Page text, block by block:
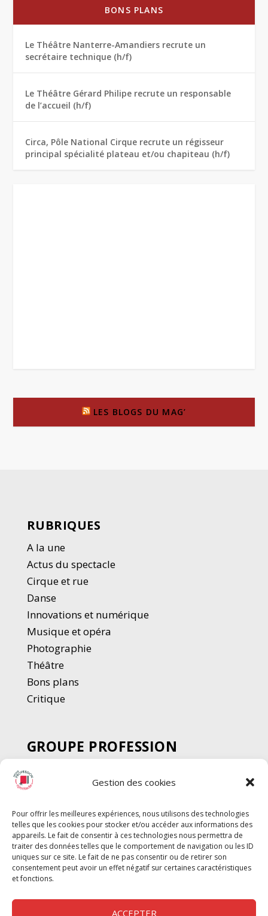
Gestion des cookies
Pour offrir les meilleures expériences, nous utilisons des technologies
telles que les cookies pour stocker et/ou accéder aux informations des
appareils. Le fait de consentir à ces technologies nous permettra de
traiter des données telles que le comportement de navigation ou les ID
uniques sur ce site. Le fait de ne pas consentir ou de retirer son
consentement peut avoir un effet négatif sur certaines caractéristiques
et fonctions.
ACCEPTER
BONS PLANS
Le Théâtre Nanterre-Amandiers recrute un
secrétaire technique (h/f)
Le Théâtre Gérard Philipe recrute un responsable
de l’accueil (h/f)
Circa, Pôle National Cirque recrute un régisseur
principal spécialité plateau et/ou chapiteau (h/f)
LES BLOGS DU MAG’
RUBRIQUES
A la une
Actus du spectacle
Cirque et rue
Danse
Innovations et numérique
Musique et opéra
Photographie
Théâtre
Bons plans
Critique
GROUPE PROFESSION
SPECTACLE
Chèque Intermittents
Chèque Compta
Chèque Emploi Spectacle
G-Pods
Profession Audio-visuel